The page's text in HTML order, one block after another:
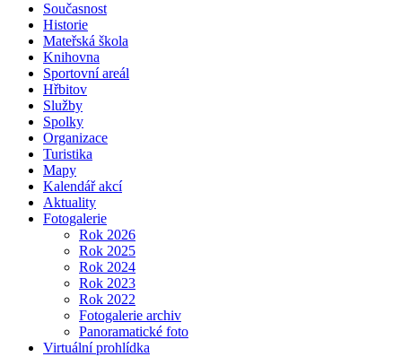
Současnost
Historie
Mateřská škola
Knihovna
Sportovní areál
Hřbitov
Služby
Spolky
Organizace
Turistika
Mapy
Kalendář akcí
Aktuality
Fotogalerie
Rok 2026
Rok 2025
Rok 2024
Rok 2023
Rok 2022
Fotogalerie archiv
Panoramatické foto
Virtuální prohlídka